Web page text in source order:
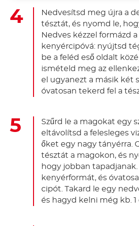
Nedvesítsd meg újra a
tésztát, és nyomd le,
Nedves kézzel formázd
kenyércipóvá: nyújtsd
be a feléd eső oldalt
ismételd meg az
el ugyanezt a másik két
óvatosan tekerd fel a
Szűrd le a magokat egy
eltávolítsd a felesleges
őket egy nagy tányérra.
tésztát a magokon, és
hogy jobban tapadjanak.
kenyérformát, és
cipót. Takard le egy
és hagyd kelni még kb. 1